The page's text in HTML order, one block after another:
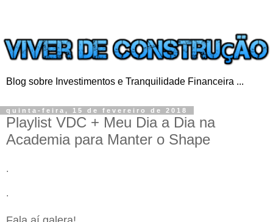
Blog sobre Investimentos e Tranquilidade Financeira ...
quinta-feira, 15 de fevereiro de 2018
Playlist VDC + Meu Dia a Dia na
Academia para Manter o Shape
.
.